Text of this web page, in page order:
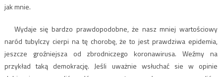
jak mnie.
Wydaje się bardzo prawdopodobne, że nasz mniej wartościowy
naród tubylczy cierpi na tę chorobę, że to jest prawdziwa epidemia,
jeszcze groźniejsza od zbrodniczego koronawirusa. Weźmy na
przykład taką demokrację. Jeśli uważnie wsłuchać sie w opinie